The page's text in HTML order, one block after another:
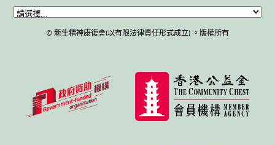
© 新生精神康復會(以有限法律責任形式成立) 。版權所有